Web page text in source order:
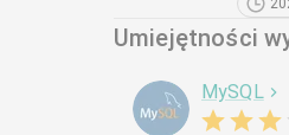
Umiejętności
MySQL